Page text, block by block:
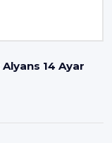
14 Ayar